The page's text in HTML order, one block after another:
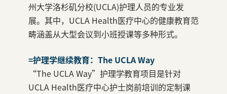
州大学洛杉矶分校(UCLA)护理人员的专业发
展。其中，UCLA Health医疗中心的健康教育范
畴涵盖从大型会议到小班授课等多种形式。
=护理学继续教育：The UCLA Way
“The UCLA Way”护理学教育项目是针对
UCLA Health医疗中心护士岗前培训的定制课